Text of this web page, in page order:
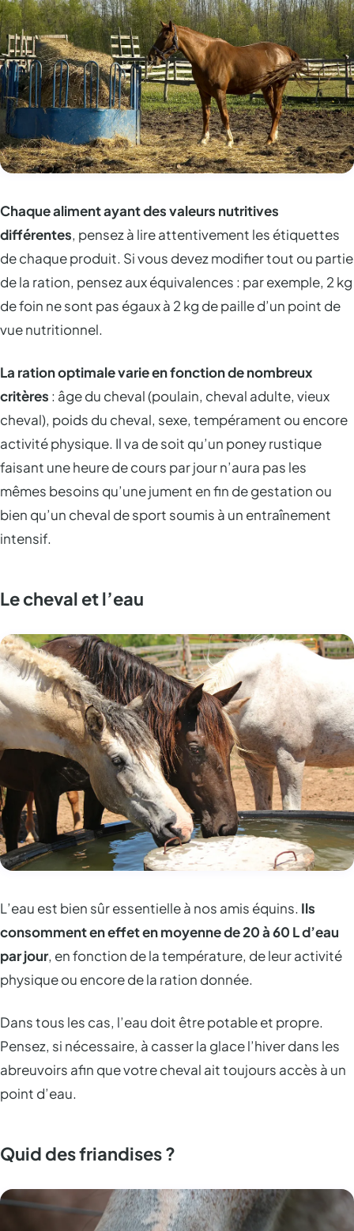
Chaque aliment ayant des valeurs nutritives
différentes, pensez à lire attentivement les étiquettes
de chaque produit. Si vous devez modifier tout ou partie
de la ration, pensez aux équivalences : par exemple, 2 kg
de foin ne sont pas égaux à 2 kg de paille d’un point de
vue nutritionnel.
La ration optimale varie en fonction de nombreux
critères : âge du cheval (poulain, cheval adulte, vieux
cheval), poids du cheval, sexe, tempérament ou encore
activité physique. Il va de soit qu’un poney rustique
faisant une heure de cours par jour n’aura pas les
mêmes besoins qu’une jument en fin de gestation ou
bien qu’un cheval de sport soumis à un entraînement
intensif.
Le cheval et l’eau
L’eau est bien sûr essentielle à nos amis équins. Ils
consomment en effet en moyenne de 20 à 60 L d’eau
par jour, en fonction de la température, de leur activité
physique ou encore de la ration donnée.
Dans tous les cas, l’eau doit être potable et propre.
Pensez, si nécessaire, à casser la glace l’hiver dans les
abreuvoirs afin que votre cheval ait toujours accès à un
point d’eau.
Quid des friandises ?